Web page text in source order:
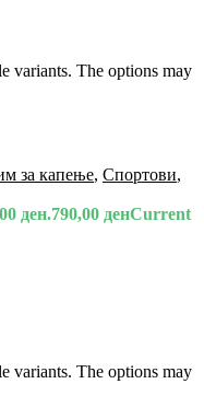
variants. The options may
за капење, Спортови,
ден.790,00 денCurrent
variants. The options may